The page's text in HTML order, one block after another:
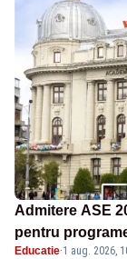
Admitere ASE
pentru
Educatie·1 aug. 2026,